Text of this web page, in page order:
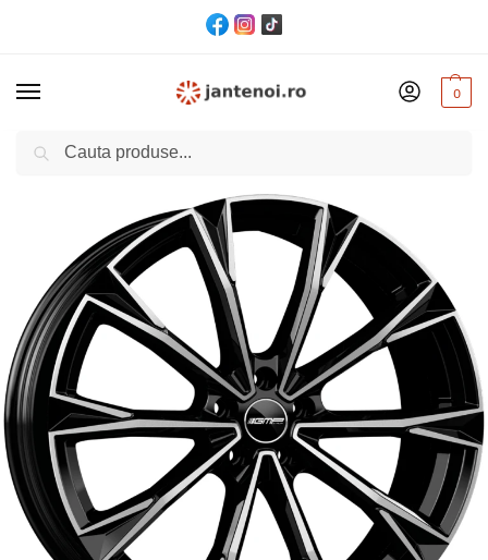
0
Acasă Jante / JANTA GMP TOTALE CB73.1 8/19 5×114,3 ET45 Black polished